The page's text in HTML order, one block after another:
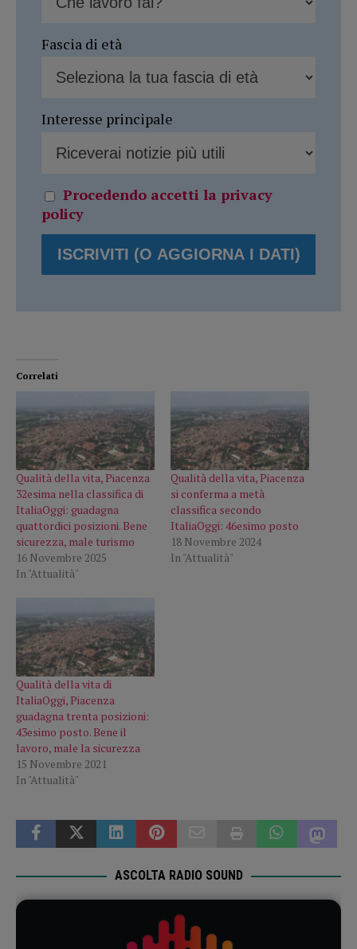
Fascia di età
Interesse principale
Procedendo accetti la privacy
policy
Correlati
Qualità della vita, Piacenza
32esima nella classifica di
ItaliaOggi: guadagna
quattordici posizioni. Bene
sicurezza, male turismo
16 Novembre 2025
In "Attualità"
Qualità della vita, Piacenza
si conferma a metà
classifica secondo
ItaliaOggi: 46esimo posto
18 Novembre 2024
In "Attualità"
Qualità della vita di
ItaliaOggi, Piacenza
guadagna trenta posizioni:
43esimo posto. Bene il
lavoro, male la sicurezza
15 Novembre 2021
In "Attualità"
ASCOLTA RADIO SOUND